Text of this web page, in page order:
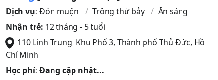
Dịch vụ: Đón muộn Trông thứ bảy
Ăn sáng
Nhận trẻ: 12 tháng - 5 tuổi
110 Linh Trung, Khu Phố 3, Thành phố Thủ Đức, Hồ
Chí Minh
Học phí: Đang cập nhật...